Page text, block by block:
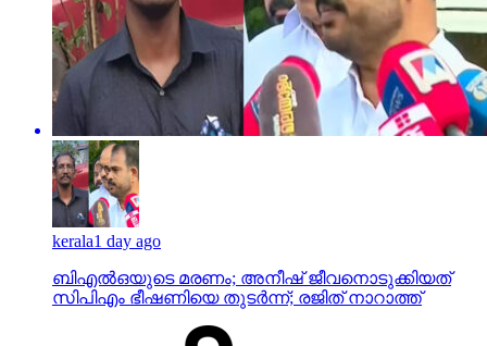
kerala1 day ago
ബിഎല്‍ഒയുടെ മരണം; അനീഷ് ജീവനൊടുക്കിയത്
സിപിഎം ഭീഷണിയെ തുടര്‍ന്ന്; രജിത് നാറാത്ത്